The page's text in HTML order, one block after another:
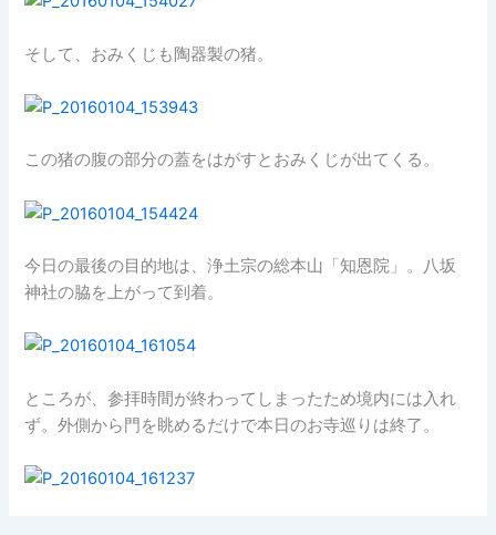
そして、おみくじも陶器製の猪。
この猪の腹の部分の蓋をはがすとおみくじが出てくる。
今日の最後の目的地は、浄土宗の総本山「知恩院」。八坂
神社の脇を上がって到着。
ところが、参拝時間が終わってしまったため境内には入れ
ず。外側から門を眺めるだけで本日のお寺巡りは終了。